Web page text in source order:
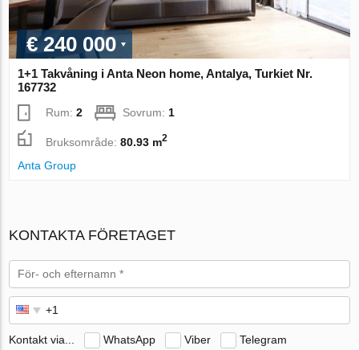
€ 240 000
1+1 Takvåning i Anta Neon home, Antalya, Turkiet Nr.
167732
Rum:2 Sovrum: 1
Bruksområde:80.93 m2
Anta Group
KONTAKTA FÖRETAGET
Kontakt via... WhatsApp Viber Telegram